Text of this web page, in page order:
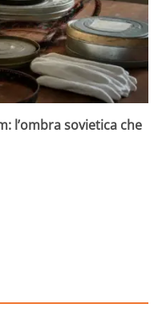
l’ombra sovietica che